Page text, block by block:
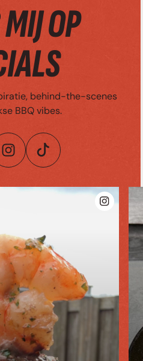
OP
behind-the-scenes
BBQ vibes.